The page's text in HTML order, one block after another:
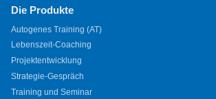
Die Produkte
Autogenes Training (AT)
Lebenszeit-Coaching
Projektentwicklung
Strategie-Gespräch
Training und Seminar